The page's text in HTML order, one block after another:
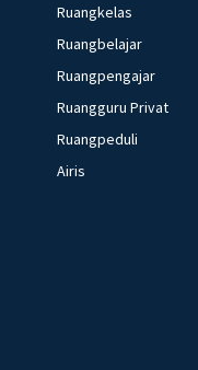
Ruangkelas
Ruangbelajar
Ruangpengajar
Ruangguru Privat
Ruangpeduli
Airis